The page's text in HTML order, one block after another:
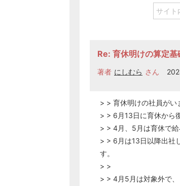
Re: 育休明けの算定基
著者 にしむら さん
> > 育休明けの社員がい
> > 6月13日に育休から
> > 4月、5月は育休で給
> > 6月は13日以降出社
す。
> >
> > 4月5月は対象外で、